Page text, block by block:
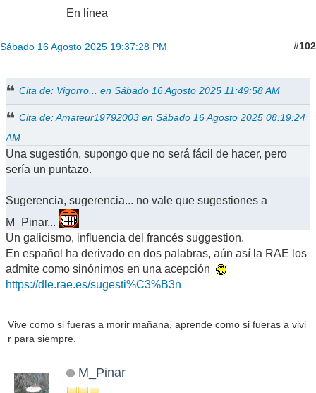
En línea
Sábado 16 Agosto 2025 19:37:28 PM #102
Cita de: Vigorro... en Sábado 16 Agosto 2025 11:49:58 AM
Cita de: Amateur19792003 en Sábado 16 Agosto 2025 08:19:24
AM
Una sugestión, supongo que no será fácil de hacer, pero
sería un puntazo.
Sugerencia, sugerencia... no vale que sugestiones a
M_Pinar...
Un galicismo, influencia del francés suggestion.
En español ha derivado en dos palabras, aún así la RAE los
admite como sinónimos en una acepción
https://dle.rae.es/sugesti%C3%B3n
Vive como si fueras a morir mañana, aprende como si fueras a vivi
r para siempre.
M_Pinar